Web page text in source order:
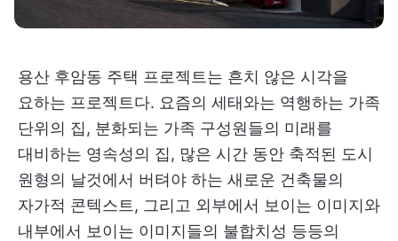
용산 후암동 주택 프로젝트는 흔치 않은 시각을
요하는 프로젝트다. 요즘의 세태와는 역행하는 가족
단위의 집, 분화되는 가족 구성원들의 미래를
대비하는 영속성의 집, 많은 시간 동안 축적된 도시
원형의 날것에서 버텨야 하는 새로운 건축물의
자가적 콘텍스트, 그리고 외부에서 보이는 이미지와
내부에서 보이는 이미지들의 불합치성 등등의